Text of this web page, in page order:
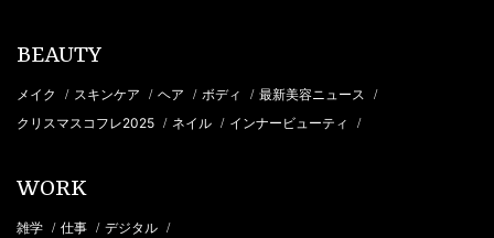
BEAUTY
メイク / スキンケア / ヘア / ボディ / 最新美容ニュース /
クリスマスコフレ2025 / ネイル / インナービューティ /
WORK
雑学 / 仕事 / デジタル /